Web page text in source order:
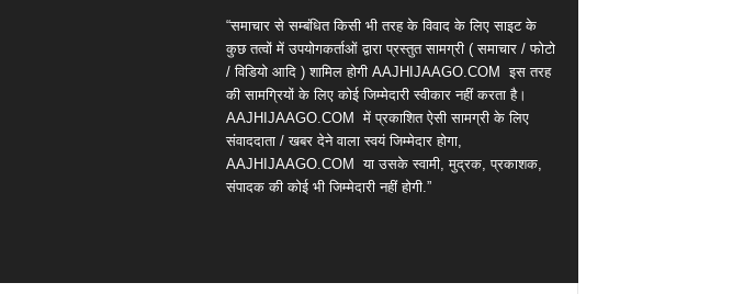
“समाचार से सम्बंधित किसी भी तरह के विवाद के लिए साइट के
कुछ तत्वों में उपयोगकर्ताओं द्वारा प्रस्तुत सामग्री ( समाचार / फोटो
/ विडियो आदि ) शामिल होगी AAJHIJAAGO.COM इस तरह
की सामग्रियों के लिए कोई जिम्मेदारी स्वीकार नहीं करता है।
AAJHIJAAGO.COM में प्रकाशित ऐसी सामग्री के लिए
संवाददाता / खबर देने वाला स्वयं जिम्मेदार होगा,
AAJHIJAAGO.COM
या उसके स्वामी, मुद्रक, प्रकाशक,
संपादक की कोई भी जिम्मेदारी नहीं होगी.”